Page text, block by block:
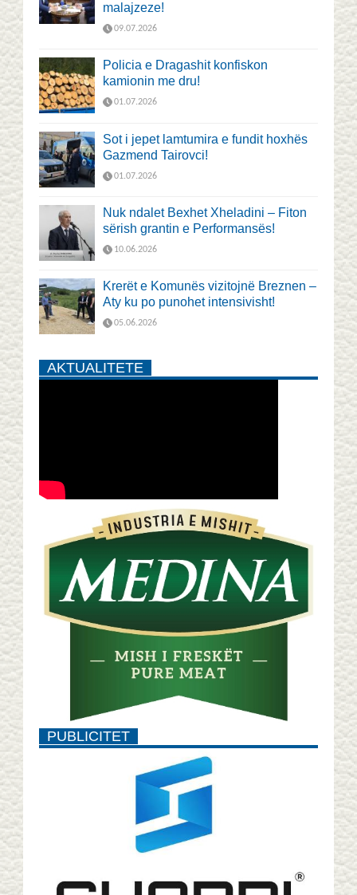
malajzeze!
09.07.2026
Policia e Dragashit konfiskon
kamionin me dru!
01.07.2026
Sot i jepet lamtumira e fundit hoxhës
Gazmend Tairovci!
01.07.2026
Nuk ndalet Bexhet Xheladini – Fiton
sërish grantin e Performansës!
10.06.2026
Krerët e Komunës vizitojnë Breznen –
Aty ku po punohet intensivisht!
05.06.2026
AKTUALITETE
PUBLICITET